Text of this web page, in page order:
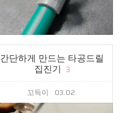
간단하게 만드는 타공드릴
집진기 3
꼬득이 03.02.